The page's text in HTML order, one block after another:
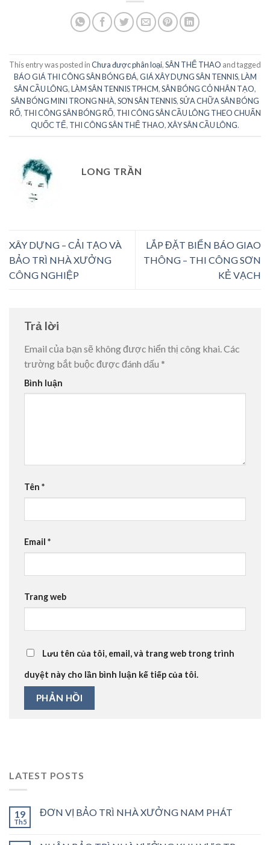
This entry was posted inChưa được phân loại,SÂN THỂ THAO and tagged
BÁO GIÁ THI CÔNG SÂN BÓNG ĐÁ,GIÁ XÂY DỰNG SÂN TENNIS,LÀM
SÂN CẦU LÔNG,LÀM SÂN TENNIS TPHCM,SÂN BÓNG CỎ NHÂN TẠO,
SÂN BÓNG MINI TRONG NHÀ,SƠN SÂN TENNIS,SỬA CHỮA SÂN BÓNG
RỔ, THI CÔNG SÂN BÓNG RỔ, THI CÔNG SÂN CẦU LÔNG THEO CHUẨN
QUỐC TẾ, THI CÔNG SÂN THỂ THAO,XÂY SÂN CẦU LÔNG.
LONG TRẦN
XÂY DỰNG – CẢI TẠO VÀ
BẢO TRÌ NHÀ XƯỞNG
CÔNG NGHIỆP
LẮP ĐẶT BIỂN BÁO GIAO
THÔNG – THI CÔNG SƠN
KẺ VẠCH
Trả lời
Email của bạn sẽ không được hiển thị công khai. Các
trường bắt buộc được đánh dấu *
Bình luận
Tên *
Email *
Trang web
Lưu tên của tôi, email, và trang web trong trình
duyệt này cho lần bình luận kế tiếp của tôi.
LATEST POSTS
19
Th5
ĐƠN VỊ BẢO TRÌ NHÀ XƯỞNG NAM PHÁT